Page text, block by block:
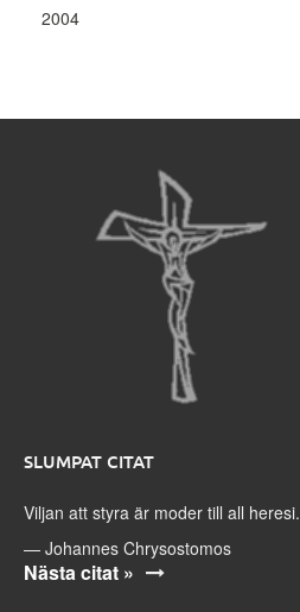
2004
SLUMPAT CITAT
Viljan att styra är moder till all heresi.
— Johannes Chrysostomos
Nästa citat »